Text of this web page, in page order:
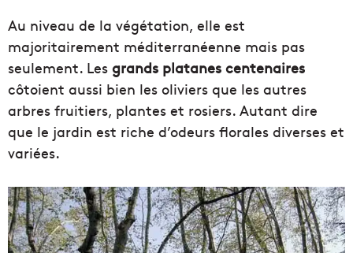
Au niveau de la végétation, elle est
majoritairement méditerranéenne mais pas
seulement. Les grands platanes centenaires
côtoient aussi bien les oliviers que les autres
arbres fruitiers, plantes et rosiers. Autant dire
que le jardin est riche d’odeurs florales diverses et
variées.